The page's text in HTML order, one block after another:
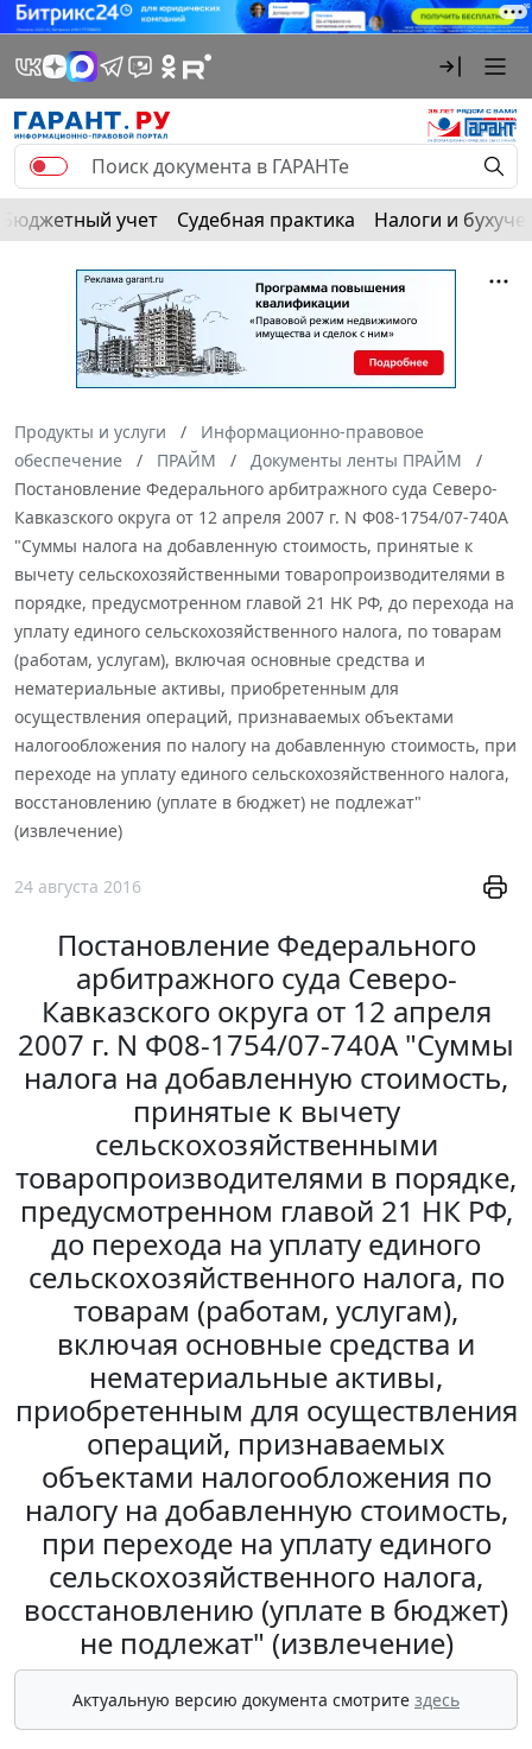
Бюджетный учет Судебная практика Налоги и
Продукты и услуги
Информационно-правовое
обеспечение
ПРАЙМ
Документы ленты ПРАЙМ
Постановление Федерального арбитражного суда Северо-
Кавказского округа от 12 апреля 2007 г. N Ф08-1754/07-740А
"Суммы налога на добавленную стоимость, принятые к
вычету сельскохозяйственными товаропроизводителями в
порядке, предусмотренном главой 21 НК РФ, до перехода на
уплату единого сельскохозяйственного налога, по товарам
(работам, услугам), включая основные средства и
нематериальные активы, приобретенным для
осуществления операций, признаваемых объектами
налогообложения по налогу на добавленную стоимость, при
переходе на уплату единого сельскохозяйственного налога,
восстановлению (уплате в бюджет) не подлежат"
(извлечение)
24 августа 2016
Постановление Федерального
арбитражного суда Северо-
Кавказского округа от 12 апреля
2007 г. N Ф08-1754/07-740А "Суммы
налога на добавленную стоимость,
принятые к вычету
сельскохозяйственными
товаропроизводителями в порядке,
предусмотренном главой 21 НК РФ,
до перехода на уплату единого
сельскохозяйственного налога, по
товарам (работам, услугам),
включая основные средства и
нематериальные активы,
приобретенным для осуществления
операций, признаваемых
объектами налогообложения по
налогу на добавленную стоимость,
при переходе на уплату единого
сельскохозяйственного налога,
восстановлению (уплате в бюджет)
не подлежат" (извлечение)
Актуальную версию документа смотрите здесь